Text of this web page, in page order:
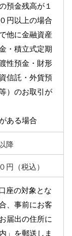
預金残高が１
円以上の場合
他に金融資産
・積立式定期
性預金・財形
信託・外貨預
）のお取引が
ある場合
降
円（税込）
座の対象とな
、事前にお客
届出の住所に
」を郵送しま